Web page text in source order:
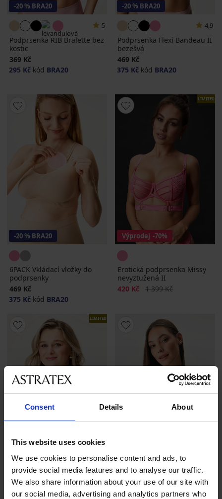
Consent Details About
This website uses cookies
We use cookies to personalise content and ads, to
provide social media features and to analyse our traffic.
We also share information about your use of our site with
our social media, advertising and analytics partners who
-20 % BRA20
5
Podprsenka RIB Bralette bez
kostic
369 Kč
295 Kč kód BRA20
-20 % BRA20
4,9
Podprsenka Flexi Bandeau II
bezešvá
469 Kč
375 Kč kód BRA20
-20 % BRA20
6PACK Vkládací vložky do
podprsenky
469 Kč
375 Kč kód BRA20
LIMITED
Výprodej -70%
Erotická podprsenka Missy
nevyztužená II
Sleva
420 Kč Původní cena
1 399 Kč
LIMITED
Výprodej -70%
5
Kojicí podprsenka Everleight
BESTSELLER